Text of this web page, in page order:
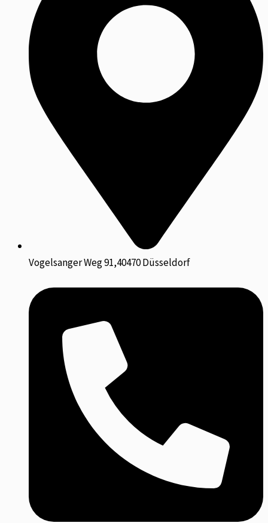
Vogelsanger Weg 91,40470 Düsseldorf